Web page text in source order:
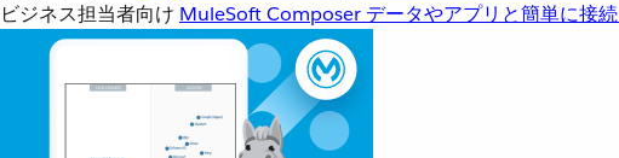
ビジネス担当者向け MuleSoft Composer データやアプリと簡単に接続